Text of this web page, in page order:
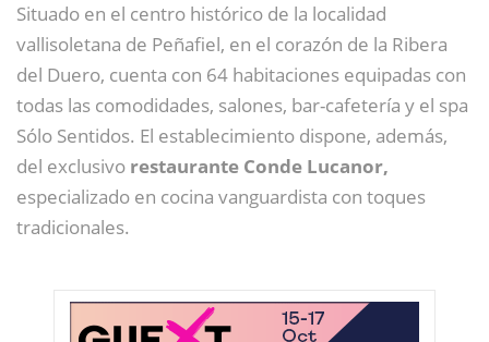
Situado en el centro histórico de la localidad
vallisoletana de Peñafiel, en el corazón de la Ribera
del Duero, cuenta con 64 habitaciones equipadas con
todas las comodidades, salones, bar-cafetería y el spa
Sólo Sentidos. El establecimiento dispone, además,
del exclusivo restaurante Conde Lucanor,
especializado en cocina vanguardista con toques
tradicionales.